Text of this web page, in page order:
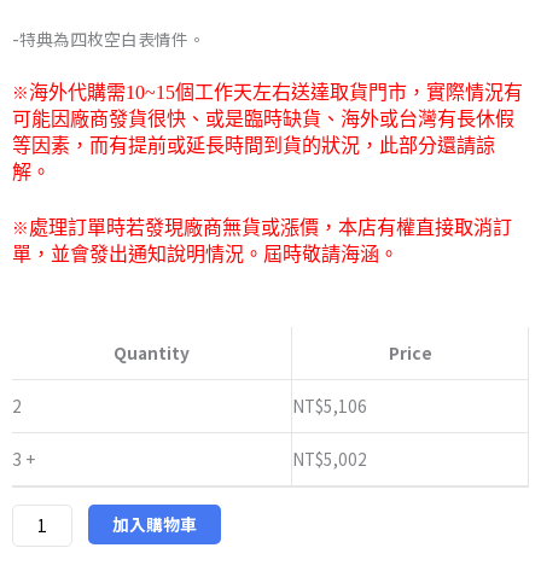
-特典為四枚空白表情件。
※海外代購需10~15個工作天左右送達取貨門市， 實際情況有
可能因廠商發貨很快、或是臨時缺貨、海外或台灣有長休假
等因素，而有提前或延長時間到貨的狀況，此部分還請諒
解。
※處理訂單時若發現廠商無貨或漲價，本店有權直接取消訂
單，並會發出通知說明情況。屆時敬請海涵。
Quantity Price
2 NT$5,106
3 + NT$5,002
屋
網
店
限
KP765
加入購物車